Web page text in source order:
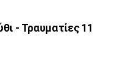
- Τραυματίες 11